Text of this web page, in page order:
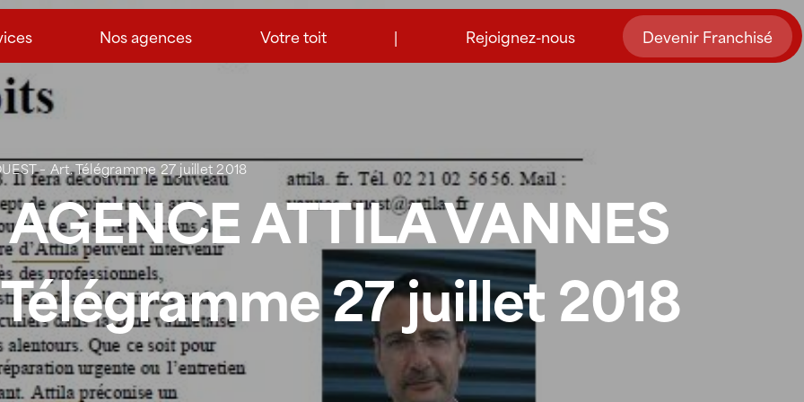
Nos agences Votre toit | Rejoignez-nous Devenir Franchisé
– Art. Télégramme 27 juillet 2018
ATTILA VANNES
27 juillet 2018